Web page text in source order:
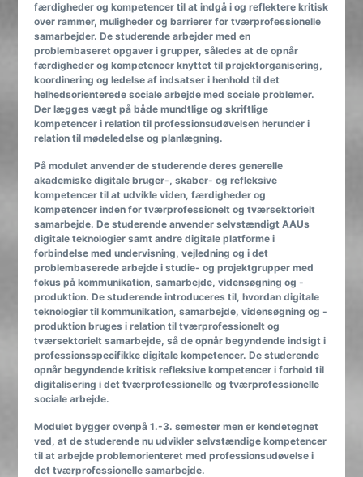
færdigheder og kompetencer til at indgå i og reflektere kritisk
over rammer, muligheder og barrierer for tværprofessionelle
samarbejder. De studerende arbejder med en
problembaseret opgaver i grupper, således at de opnår
færdigheder og kompetencer knyttet til projektorganisering,
koordinering og ledelse af indsatser i henhold til det
helhedsorienterede sociale arbejde med sociale problemer.
Der lægges vægt på både mundtlige og skriftlige
kompetencer i relation til professionsudøvelsen herunder i
relation til mødeledelse og planlægning.
På modulet anvender de studerende deres generelle
akademiske digitale bruger-, skaber- og refleksive
kompetencer til at udvikle viden, færdigheder og
kompetencer inden for tværprofessionelt og tværsektorielt
samarbejde. De studerende anvender selvstændigt AAUs
digitale teknologier samt andre digitale platforme i
forbindelse med undervisning, vejledning og i det
problembaserede arbejde i studie- og projektgrupper med
fokus på kommunikation, samarbejde, vidensøgning og -
produktion. De studerende introduceres til, hvordan digitale
teknologier til kommunikation, samarbejde, vidensøgning og -
produktion bruges i relation til tværprofessionelt og
tværsektorielt samarbejde, så de opnår begyndende indsigt i
professionsspecifikke digitale kompetencer. De studerende
opnår begyndende kritisk refleksive kompetencer i forhold til
digitalisering i det tværprofessionelle og tværprofessionelle
sociale arbejde.
Modulet bygger ovenpå 1.-3. semester men er kendetegnet
ved, at de studerende nu udvikler selvstændige kompetencer
til at arbejde problemorienteret med professionsudøvelse i
det tværprofessionelle samarbejde.